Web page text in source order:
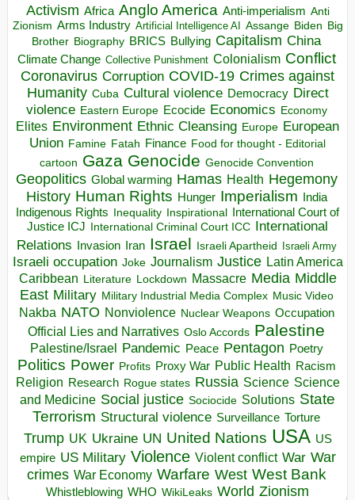
Activism Africa Anglo America Anti-imperialism Anti
Zionism Arms Industry Artificial Intelligence AI Assange Biden Big
Brother Biography BRICS Bullying Capitalism China
Climate Change Collective Punishment Colonialism Conflict
Coronavirus Corruption COVID-19 Crimes against
Humanity Cuba Cultural violence Democracy Direct
violence Eastern Europe Ecocide Economics Economy
Elites Environment Ethnic Cleansing Europe European
Union Famine Fatah Finance Food for thought - Editorial
cartoon Gaza Genocide Genocide Convention
Geopolitics Global warming Hamas Health Hegemony
History Human Rights Hunger Imperialism India
Indigenous Rights Inequality Inspirational
International Court of
Justice ICJ International Criminal Court ICC International
Relations
Invasion Iran Israel Israeli Apartheid Israeli Army
Israeli occupation Joke Journalism Justice Latin America
Caribbean Literature Lockdown Massacre Media Middle
East Military Military Industrial Media Complex Music Video
Nakba NATO Nonviolence Nuclear Weapons Occupation
Official Lies and Narratives Oslo Accords Palestine
Palestine/Israel Pandemic Peace Pentagon Poetry
Politics Power Profits Proxy War Public Health Racism
Religion Research Rogue states Russia Science Science
and Medicine Social justice Sociocide Solutions State
Terrorism Structural violence Surveillance Torture
Trump UK Ukraine UN United Nations USA US
empire US Military Violence Violent conflict War War
crimes War Economy Warfare West West Bank
Whistleblowing WHO WikiLeaks World Zionism